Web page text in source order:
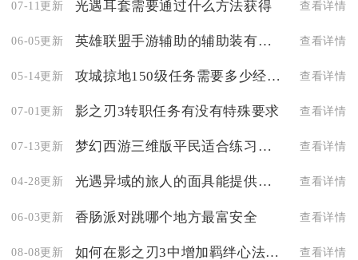
07-11更新 光遇耳套需要通过什么方法获得 查看详情
06-05更新 英雄联盟手游辅助的辅助装有哪些 查看详情
05-14更新 攻城掠地150级任务需要多少经验 查看详情
07-01更新 影之刃3转职任务有没有特殊要求 查看详情
07-13更新 梦幻西游三维版平民适合练习什么职业 查看详情
04-28更新 光遇异域的旅人的面具能提供怎样的帮助 查看详情
06-03更新 香肠派对跳哪个地方最富安全 查看详情
08-08更新 如何在影之刃3中增加羁绊心法等级 查看详情